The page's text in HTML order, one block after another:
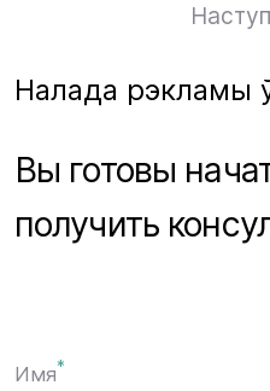
Налада рэкламы
Вы готовы
получить
Имя*